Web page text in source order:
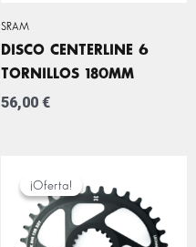
SRAM
DISCO CENTERLINE 6
TORNILLOS 180MM
56,00 €
¡Oferta!
¡Oferta!PRECIO
ORIGINAL
ERA:
74,00 €.
PRECIO
ACTUAL
ES:
39,99 €.